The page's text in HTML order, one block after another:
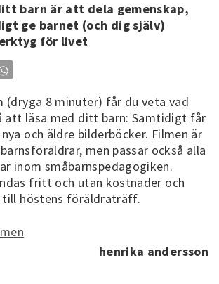
barn är att dela gemenskap,
ge barnet (och dig själv)
för livet
(dryga 8 minuter) får du veta vad
att läsa med ditt barn: Samtidigt får
och äldre bilderböcker. Filmen är
men passar också alla
inom småbarnspedagogiken.
fritt och utan kostnader och
till höstens föräldraträff.
henrika andersson